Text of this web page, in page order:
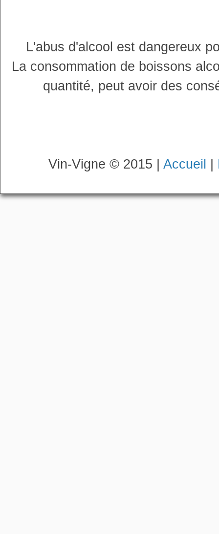
L'abus d'alcool est dangereux
La consommation de boissons
quantité, peut avoir des
Vin-Vigne © 2015 | Accueil